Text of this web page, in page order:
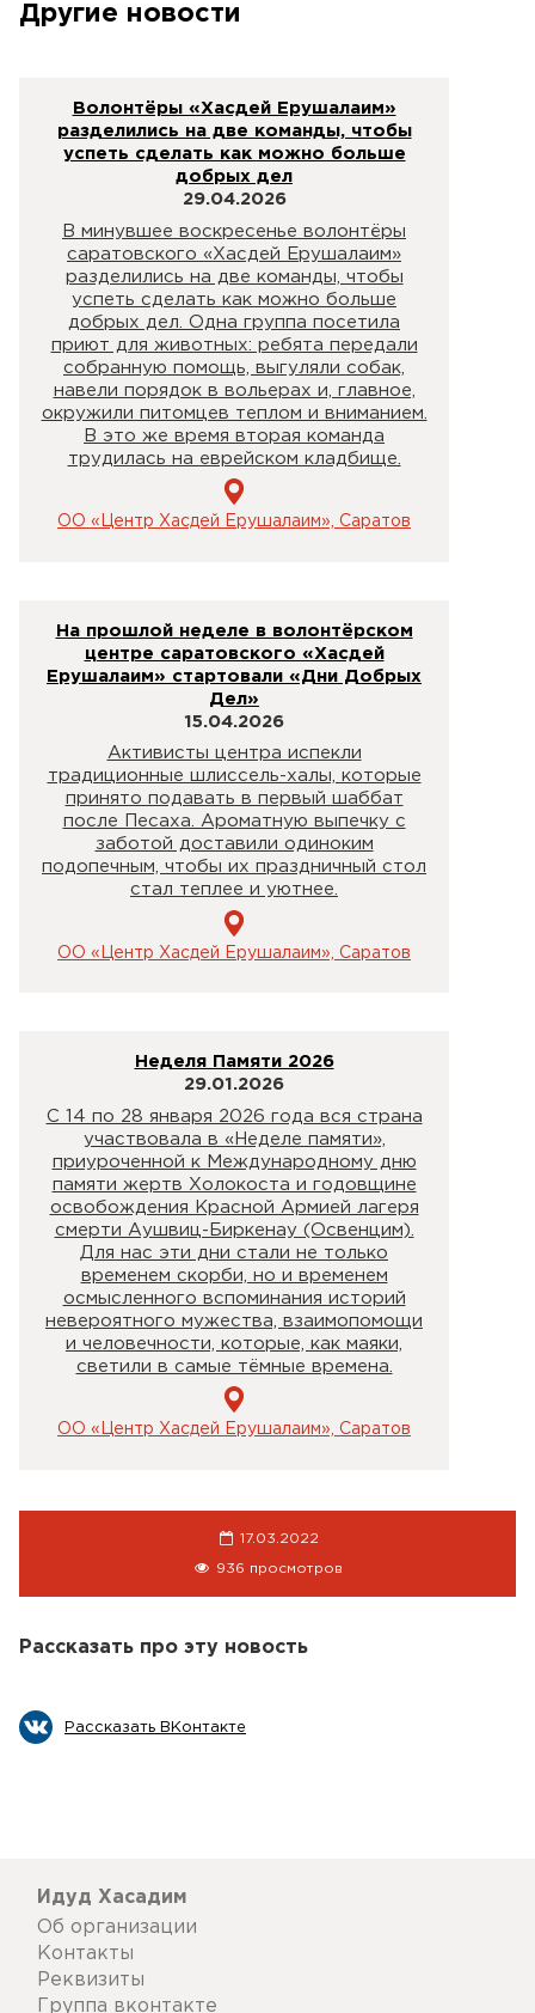
Другие новости
Волонтёры «Хасдей Ерушалаим»
разделились на две команды, чтобы
успеть сделать как можно больше
добрых дел
29.04.2026
В минувшее воскресенье волонтёры
саратовского «Хасдей Ерушалаим»
разделились на две команды, чтобы
успеть сделать как можно больше
добрых дел. Одна группа посетила
приют для животных: ребята передали
собранную помощь, выгуляли собак,
навели порядок в вольерах и, главное,
окружили питомцев теплом и вниманием.
В это же время вторая команда
трудилась на еврейском кладбище.
ОО «Центр Хасдей Ерушалаим», Саратов
На прошлой неделе в волонтёрском
центре саратовского «Хасдей
Ерушалаим» стартовали «Дни Добрых
Дел»
15.04.2026
Активисты центра испекли
традиционные шлиссель-халы, которые
принято подавать в первый шаббат
после Песаха. Ароматную выпечку с
заботой доставили одиноким
подопечным, чтобы их праздничный стол
стал теплее и уютнее.
ОО «Центр Хасдей Ерушалаим», Саратов
Неделя Памяти 2026
29.01.2026
С 14 по 28 января 2026 года вся страна
участвовала в «Неделе памяти»,
приуроченной к Международному дню
памяти жертв Холокоста и годовщине
освобождения Красной Армией лагеря
смерти Аушвиц-Биркенау (Освенцим).
Для нас эти дни стали не только
временем скорби, но и временем
осмысленного вспоминания историй
невероятного мужества, взаимопомощи
и человечности, которые, как маяки,
светили в самые тёмные времена.
ОО «Центр Хасдей Ерушалаим», Саратов
17.03.2022
936 просмотров
Рассказать про эту новость
Рассказать ВКонтакте
Идуд Хасадим
Об организации
Контакты
Реквизиты
Группа вконтакте